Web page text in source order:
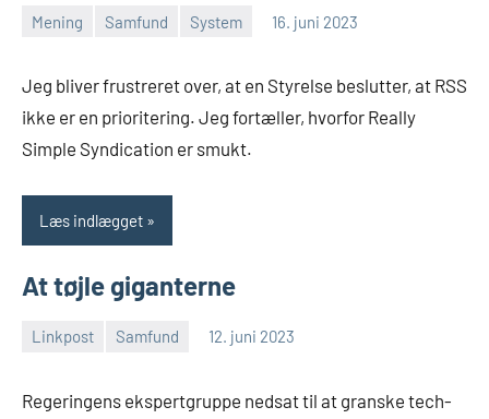
Mening Samfund System 16. juni 2023
Johansen
Jeg bliver frustreret over, at en Styrelse beslutter, at RSS
ikke er en prioritering. Jeg fortæller, hvorfor Really
Simple Syndication er smukt.
Læs indlægget
At tøjle giganterne
Linkpost Samfund 12. juni 2023
Morten
Johansen
Regeringens ekspertgruppe nedsat til at granske tech-